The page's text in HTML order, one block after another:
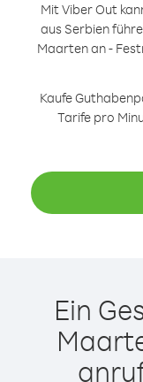
Mit Viber Out
aus Serbien
Maarten an -
Kaufe
Tarife pro
Ein